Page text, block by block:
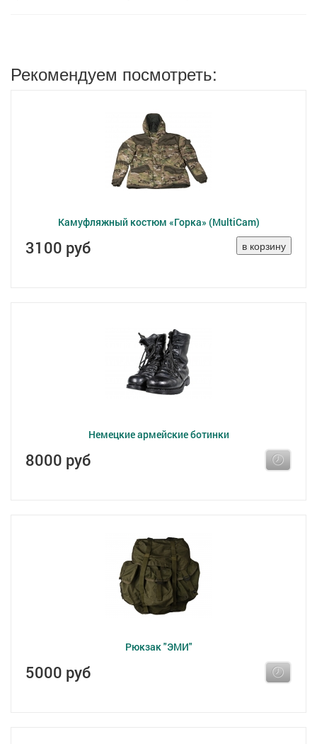
Рекомендуем посмотреть:
Камуфляжный костюм «Горка» (MultiCam)
3100 руб
Немецкие армейские ботинки
8000 руб
Рюкзак "ЭМИ"
5000 руб